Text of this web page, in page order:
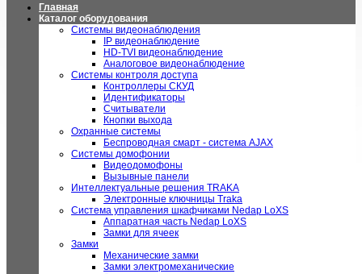
Главная
Каталог оборудования
Системы видеонаблюдения
IP видеонаблюдение
HD-TVI видеонаблюдение
Аналоговое видеонаблюдение
Системы контроля доступа
Контроллеры СКУД
Идентификаторы
Считыватели
Кнопки выхода
Охранные системы
Беспроводная смарт - система AJAX
Системы домофонии
Видеодомофоны
Вызывные панели
Интеллектуальные решения TRAKA
Электронные ключницы Traka
Система управления шкафчиками Nedap LoXS
Аппаратная часть Nedap LoXS
Замки для ячеек
Замки
Механические замки
Замки электромеханические